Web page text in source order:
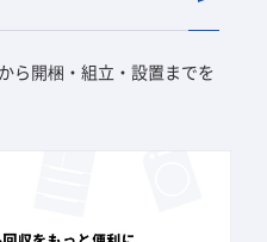
ら開梱・組立・設置までを